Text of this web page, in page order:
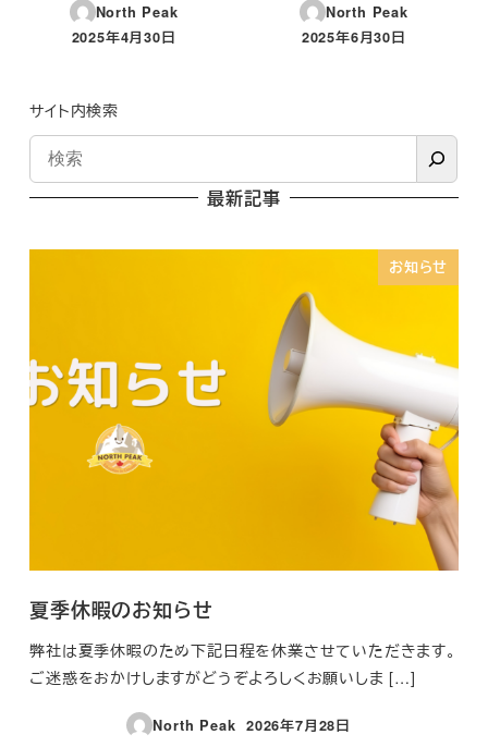
North Peak
投稿日
2025年4月30日
North Peak
投稿日
2025年6月30日
サイト内検索
最新記事
お知らせ
夏季休暇のお知らせ
弊社は夏季休暇のため下記日程を休業させていただきます。
ご迷惑をおかけしますがどうぞよろしくお願いしま […]
North Peak
投稿日
2026年7月28日